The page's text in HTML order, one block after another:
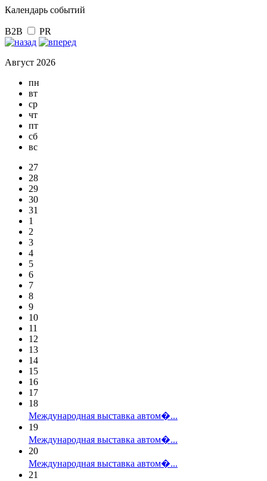
Календарь событий
B2B PR
Август 2026
пн
вт
ср
чт
пт
сб
вс
27
28
29
30
31
1
2
3
4
5
6
7
8
9
10
11
12
13
14
15
16
17
18
Международная выставка автом�...
19
Международная выставка автом�...
20
Международная выставка автом�...
21